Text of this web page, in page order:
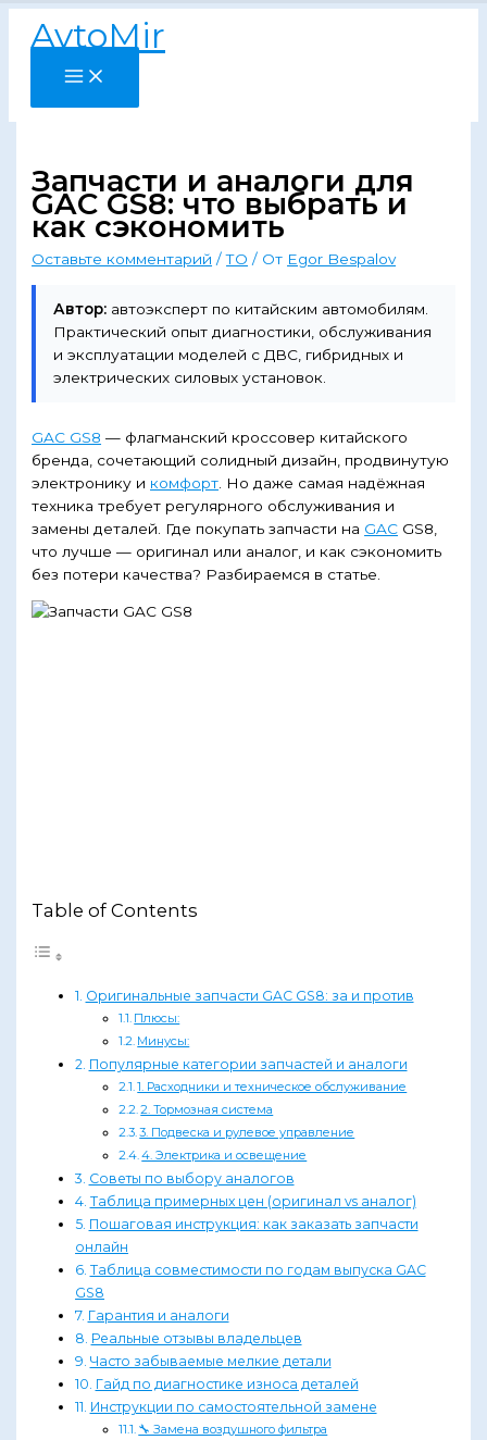
AvtoMir
Запчасти и аналоги для
GAC GS8: что выбрать и
как сэкономить
Оставьте комментарий /ТО / От Egor Bespalov
Автор: автоэксперт по китайским автомобилям.
Практический опыт диагностики, обслуживания
и эксплуатации моделей с ДВС, гибридных и
электрических силовых установок.
GAC GS8 — флагманский кроссовер китайского
бренда, сочетающий солидный дизайн, продвинутую
электронику и комфорт . Но даже самая надёжная
техника требует регулярного обслуживания и
замены деталей. Где покупать запчасти на GAC GS8,
что лучше — оригинал или аналог, и как сэкономить
без потери качества? Разбираемся в статье.
Table of Contents
Оригинальные запчасти GAC GS8: за и против
Плюсы:
Минусы:
Популярные категории запчастей и аналоги
1. Расходники и техническое обслуживание
2. Тормозная система
3. Подвеска и рулевое управление
4. Электрика и освещение
Советы по выбору аналогов
Таблица примерных цен (оригинал vs аналог)
Пошаговая инструкция: как заказать запчасти
онлайн
Таблица совместимости по годам выпуска GAC
GS8
Гарантия и аналоги
Реальные отзывы владельцев
Часто забываемые мелкие детали
Гайд по диагностике износа деталей
Инструкции по самостоятельной замене
🔧 Замена воздушного фильтра